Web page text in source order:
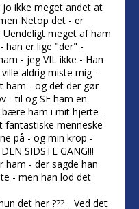
ikke meget andet at
Netop det - er
meget af ham
han er lige "der" -
- jeg VIL ikke - Han
aldrig miste mig -
ham - og det der gør
- til og SE ham en
bære ham i mit hjerte -
menneske
på - og min krop -
SIDSTE GANG!!!
ham - der sagde han
- men han lod det
det her ??? _ Ved det